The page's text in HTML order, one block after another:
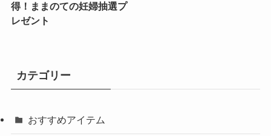
得！ままのての妊婦抽選プ
レゼント
カテゴリー
おすすめアイテム